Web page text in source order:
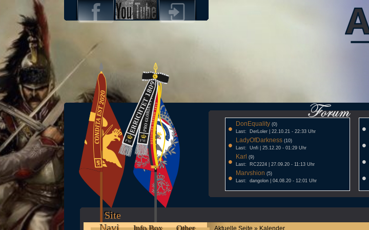
• DonEquality(0)
Last: DerLoler | 22.10.21 - 22:33 Uhr
• LadyOfDarkness(10)
Last: Unfi | 25.12.20 - 01:29 Uhr
• Karl (9)
Last: RC2224 | 27.09.20 - 11:13 Uhr
• Marvshion (5)
Last: dangolon | 04.08.20 - 12:01 Uhr
•
•
•
•
Site
Aktuelle Seite » Kalender